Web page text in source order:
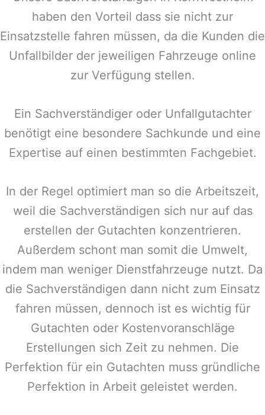
haben den Vorteil dass sie nicht zur
Einsatzstelle fahren müssen, da die Kunden die
Unfallbilder der jeweiligen Fahrzeuge online
zur Verfügung stellen.
Ein Sachverständiger oder Unfallgutachter
benötigt eine besondere Sachkunde und eine
Expertise auf einen bestimmten Fachgebiet.
In der Regel optimiert man so die Arbeitszeit,
weil die Sachverständigen sich nur auf das
erstellen der Gutachten konzentrieren.
Außerdem schont man somit die Umwelt,
indem man weniger Dienstfahrzeuge nutzt. Da
die Sachverständigen dann nicht zum Einsatz
fahren müssen, dennoch ist es wichtig für
Gutachten oder Kostenvoranschläge
Erstellungen sich Zeit zu nehmen. Die
Perfektion für ein Gutachten muss gründliche
Perfektion in Arbeit geleistet werden.